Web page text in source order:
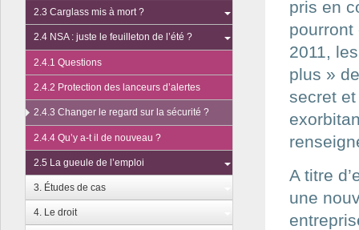
2.3 Carglass mis à mort ?
2.4 NSA : juste le feuilleton de l’été ?
2.4.1 Questions
2.4.2 Protection des lanceurs d’alertes
2.4.3 Changer le regard sur la sécurité ?
2.4.4 Qu’y a-t il de nouveau ?
2.5 La gueule de l’emploi
3. Études de cas
4. Le droit
pris en
pourront
2011,
plus »
secret
A titre
une